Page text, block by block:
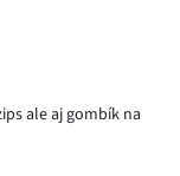
ale aj gombík na